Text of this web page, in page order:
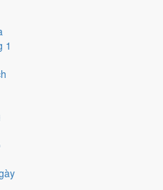
1
như bảng dưới.
Nguy kéo giảm điểm.
nay ở
Sao Nguy kéo giảm điểm.